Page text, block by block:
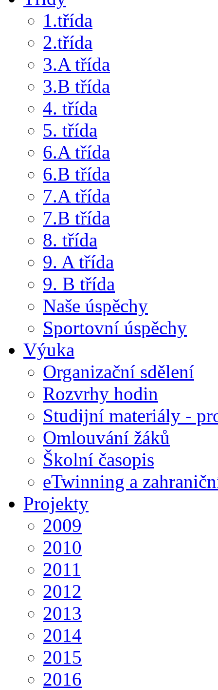
1.třída
2.třída
3.A třída
3.B třída
4. třída
5. třída
6.A třída
6.B třída
7.A třída
7.B třída
8. třída
9. A třída
9. B třída
Naše úspěchy
Sportovní úspěchy
Výuka
Organizační sdělení
Rozvrhy hodin
Studijní materiály -
Omlouvání žáků
Školní časopis
eTwinning a
Projekty
2009
2010
2011
2012
2013
2014
2015
2016